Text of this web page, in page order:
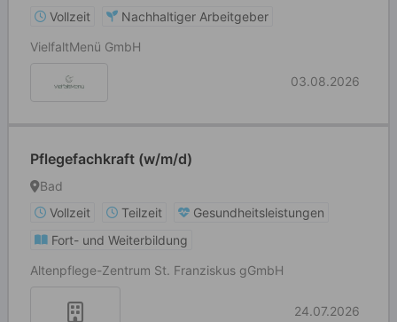
Vollzeit
Nachhaltiger Arbeitgeber
VielfaltMenü GmbH
03.08.2026
Pflegefachkraft (w/m/d)
Bad
Vollzeit
Teilzeit
Gesundheitsleistungen
Fort- und Weiterbildung
Altenpflege-Zentrum St. Franziskus gGmbH
24.07.2026